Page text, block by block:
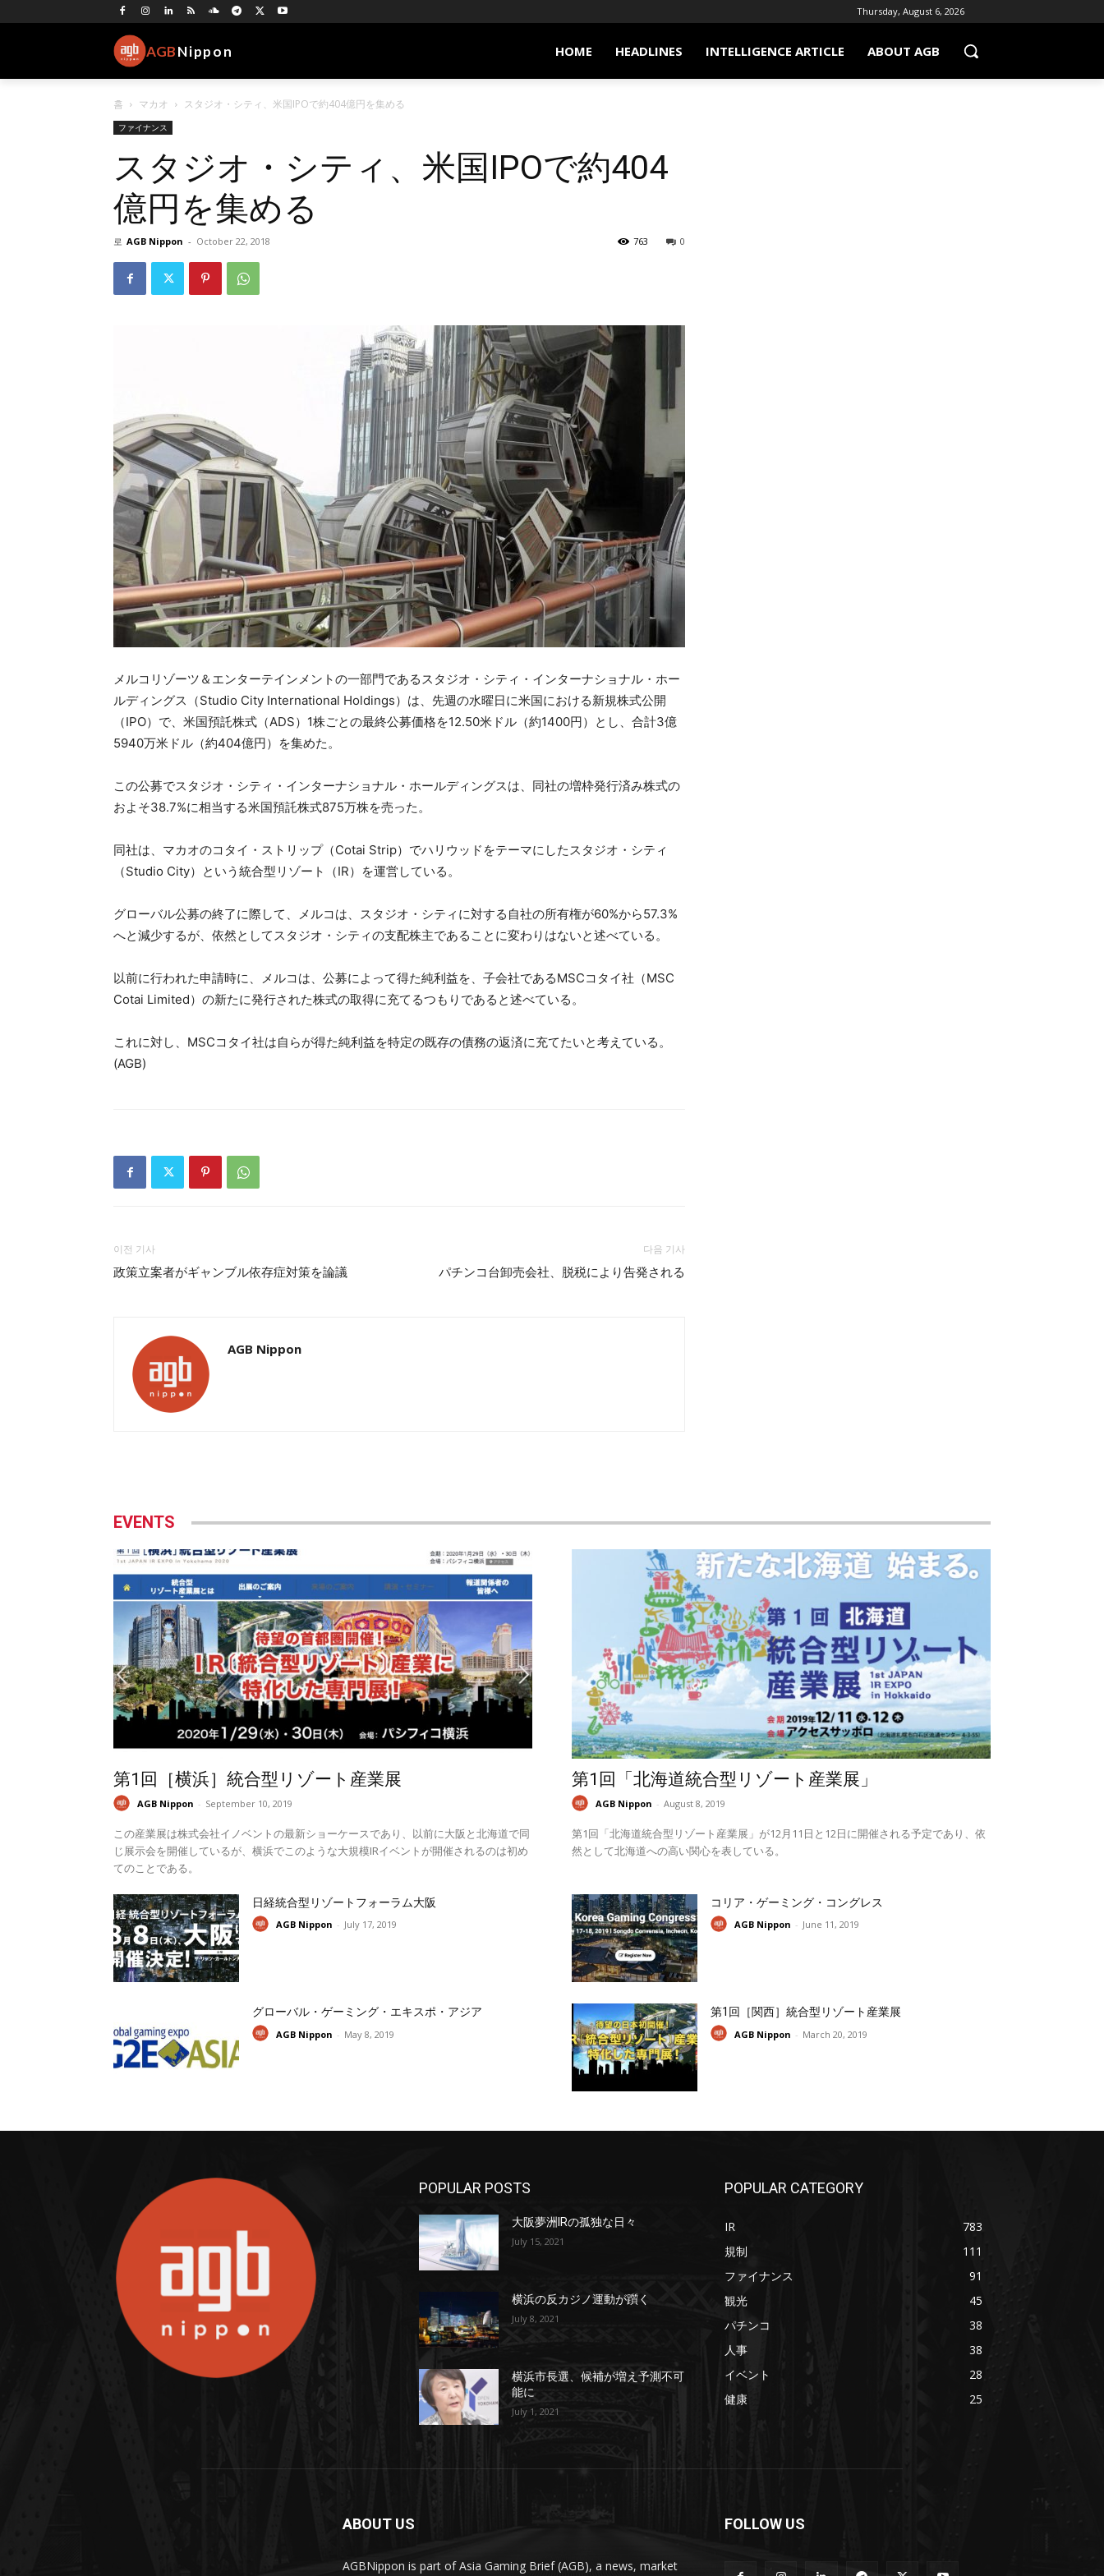
Thursday, August 6, 2026
AGBNippon HOME HEADLINES INTELLIGENCE ARTICLE ABOUT AGB
홈 マカオ スタジオ・シティ、米国IPOで約404億円を集める
ファイナンス
スタジオ・シティ、米国IPOで約404
億円を集める
로 AGB Nippon - October 22, 2018 0
763
メルコリゾーツ＆エンターテインメントの一部門であるスタジオ・シティ・インターナショナル・ホー
ルディングス（Studio City International Holdings）は、先週の水曜日に米国における新規株式公開
（IPO）で、米国預託株式（ADS）1株ごとの最終公募価格を12.50米ドル（約1400円）とし、合計3億
5940万米ドル（約404億円）を集めた。
この公募でスタジオ・シティ・インターナショナル・ホールディングスは、同社の増枠発行済み株式の
およそ38.7%に相当する米国預託株式875万株を売った。
同社は、マカオのコタイ・ストリップ（Cotai Strip）でハリウッドをテーマにしたスタジオ・シティ
（Studio City）という統合型リゾート（IR）を運営している。
グローバル公募の終了に際して、メルコは、スタジオ・シティに対する自社の所有権が60%から57.3%
へと減少するが、依然としてスタジオ・シティの支配株主であることに変わりはないと述べている。
以前に行われた申請時に、メルコは、公募によって得た純利益を、子会社であるMSCコタイ社（MSC
Cotai Limited）の新たに発行された株式の取得に充てるつもりであると述べている。
これに対し、MSCコタイ社は自らが得た純利益を特定の既存の債務の返済に充てたいと考えている。
(AGB)
이전 기사
政策立案者がギャンブル依存症対策を論議
다음 기사
パチンコ台卸売会社、脱税により告発される
AGB Nippon
EVENTS
第1回［横浜］統合型リゾート産業展
AGB Nippon - September 10, 2019
この産業展は株式会社イノベントの最新ショーケースであり、以前に大阪と北海道で同
じ展示会を開催しているが、横浜でこのような大規模IRイベントが開催されるのは初め
てのことである。
第1回「北海道統合型リゾート産業展」
AGB Nippon - August 8, 2019
第1回「北海道統合型リゾート産業展」が12月11日と12日に開催される予定であり、依
然として北海道への高い関心を表している。
日経統合型リゾートフォーラム大阪
AGB Nippon - July 17, 2019
コリア・ゲーミング・コングレス
AGB Nippon - June 11, 2019
グローバル・ゲーミング・エキスポ・アジア
AGB Nippon - May 8, 2019
第1回［関西］統合型リゾート産業展
AGB Nippon - March 20, 2019
POPULAR POSTS
大阪夢洲IRの孤独な日々
July 15, 2021
横浜の反カジノ運動が躓く
July 8, 2021
横浜市長選、候補が増え予測不可
能に
July 1, 2021
POPULAR CATEGORY
IR
783
規制
111
ファイナンス
91
観光
45
パチンコ
38
人事
38
イベント
28
健康
25
ABOUT US
AGBNippon is part of Asia Gaming Brief (AGB), a news, market
FOLLOW US